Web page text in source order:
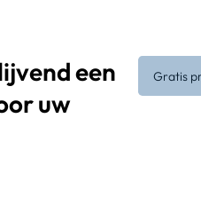
een
uw
Gratis